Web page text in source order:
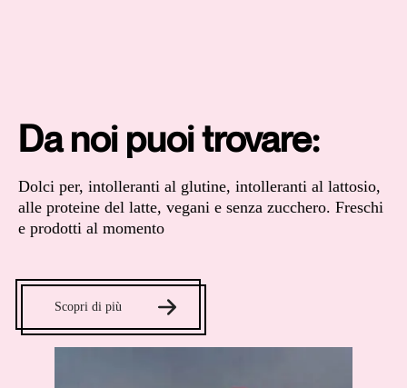
Da noi puoi trovare:
Dolci per, intolleranti al glutine, intolleranti al lattosio,
alle proteine del latte, vegani e senza zucchero. Freschi
e prodotti al momento
Scopri di più